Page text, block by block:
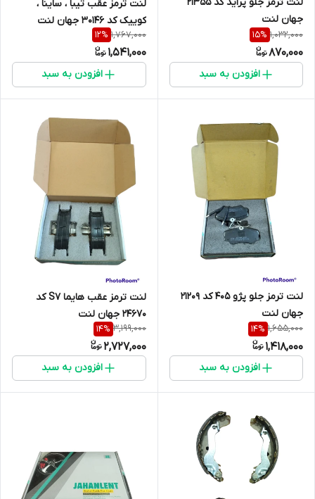
لنت ترمز جلو پراید کد 21355
جهان لنت
1,032,000
15%
870,000
افزودن به سبد
لنت ترمز عقب تیبا ، ساینا ،
کوییک کد 30146 جهان لنت
1,767,000
12%
1,541,000
افزودن به سبد
لنت ترمز جلو پژو 405 کد 21209
جهان لنت
1,655,000
14%
1,418,000
افزودن به سبد
لنت ترمز عقب هایما S7 کد
24670 جهان لنت
3,199,000
14%
2,727,000
افزودن به سبد